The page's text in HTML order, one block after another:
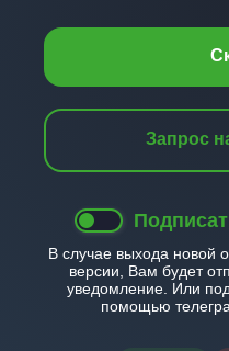
Запрос
В случае выхода новой
версии, Вам будет
уведомление. Или
помощью